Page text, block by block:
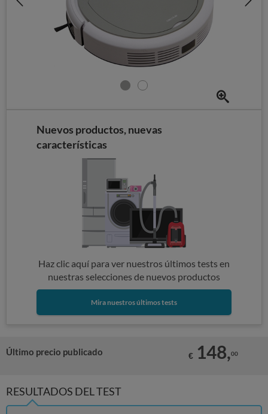
Nuevos productos, nuevas
características
Haz clic aquí para ver nuestros últimos tests en
nuestras selecciones de nuevos productos
Mira nuestros últimos tests
Último precio publicado € 148,00
RESULTADOS DEL TEST